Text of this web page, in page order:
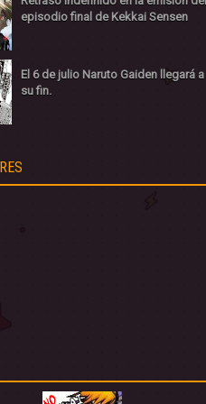
episodio final de Kekkai Sensen
El 6 de julio Naruto Gaiden llegará a
su fin.